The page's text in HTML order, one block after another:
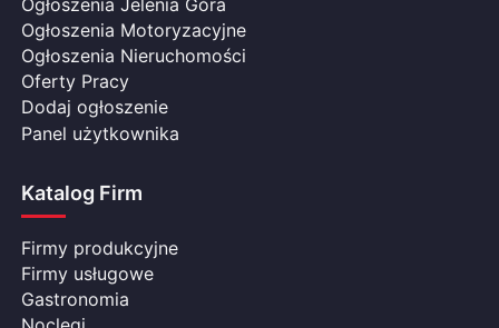
Ogłoszenia Motoryzacyjne
Ogłoszenia Nieruchomości
Oferty Pracy
Dodaj ogłoszenie
Panel użytkownika
Katalog Firm
Firmy produkcyjne
Firmy usługowe
Gastronomia